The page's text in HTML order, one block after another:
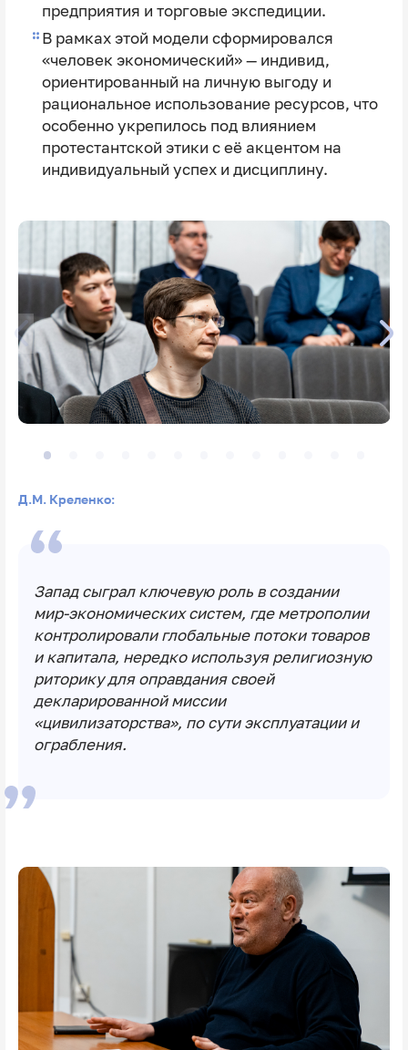
предприятия и торговые экспедиции.
В рамках этой модели сформировался
«человек экономический» — индивид,
ориентированный на личную выгоду и
рациональное использование ресурсов, что
особенно укрепилось под влиянием
протестантской этики с её акцентом на
индивидуальный успех и дисциплину.
Д.М. Креленко:
Запад сыграл ключевую роль в создании
мир‑экономических систем, где метрополии
контролировали глобальные потоки товаров
и капитала, нередко используя религиозную
риторику для оправдания своей
декларированной миссии
«цивилизаторства», по сути эксплуатации и
ограбления.